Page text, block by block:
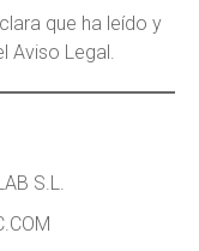
que ha leído y
Aviso Legal.
S.L.